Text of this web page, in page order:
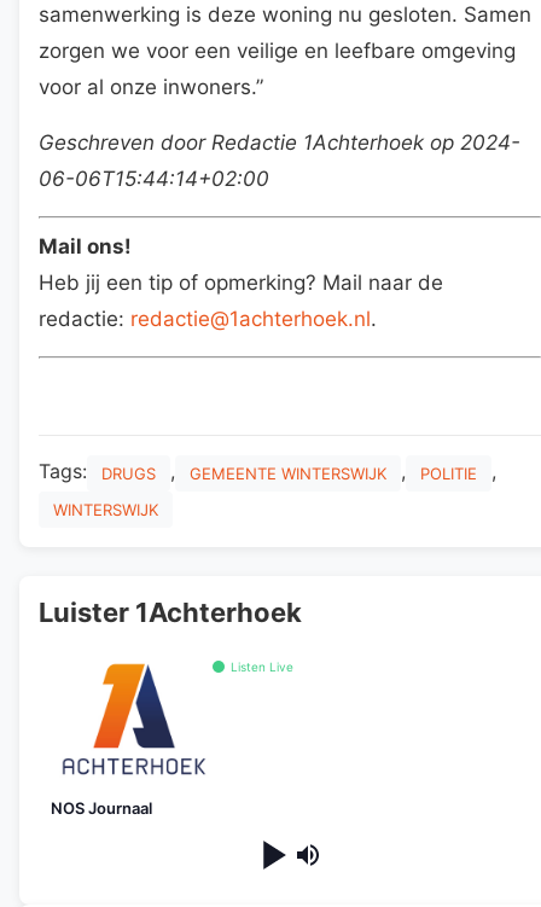
samenwerking is deze woning nu gesloten. Samen
zorgen we voor een veilige en leefbare omgeving
voor al onze inwoners.”
Geschreven door Redactie 1Achterhoek op 2024-
06-06T15:44:14+02:00
Mail ons!
Heb jij een tip of opmerking? Mail naar de
redactie: redactie@1achterhoek.nl.
Tags: DRUGS , GEMEENTE WINTERSWIJK , POLITIE ,
WINTERSWIJK
Luister 1Achterhoek
Listen Live
NOS Journaal